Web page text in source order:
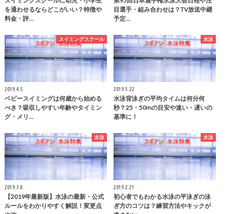
を通わせるならどこがいい？特徴や
料金・評…
目選手・組み合わせは？TV放送中継
予定…
スイミングスクール
2019.4.5
ベビースイミングは何歳から始める
べき？吸収しやすい年齢やタイミン
グ・メリ…
水泳
2019.5.22
水泳背泳ぎの平均タイムは何分何
秒？25・50mの目安や速い・遅いの
基準に！
水泳
2019.3.8
【2019年最新版】水泳の最新・公式
ルールをわかりやすく解説！変更点
水泳
2019.2.21
初心者でもわかる水泳の平泳ぎの泳
ぎ方のコツは？練習方法やキックが